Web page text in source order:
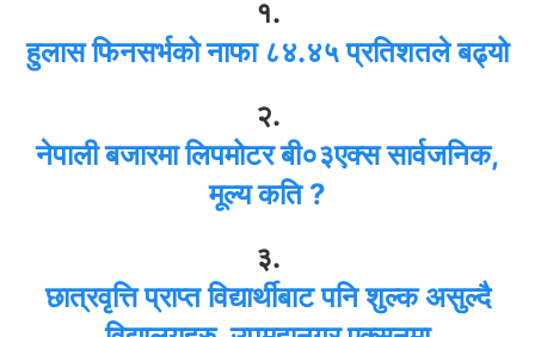
१.
हुलास फिनसर्भको नाफा ८४.४५ प्रतिशतले बढ्यो
२.
नेपाली बजारमा लिपमोटर बी०३एक्स सार्वजनिक,
मूल्य कति ?
३.
छात्रवृत्ति प्राप्त विद्यार्थीबाट पनि शुल्क असुल्दै